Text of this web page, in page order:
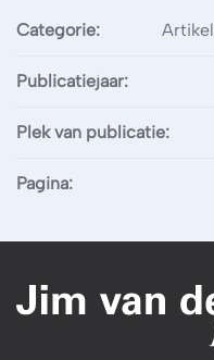
Categorie:
Publicatiejaar:
Plek van publicatie:
Pagina: